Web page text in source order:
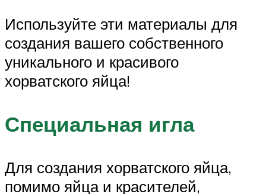
Используйте эти материалы для
создания вашего собственного
уникального и красивого
хорватского яйца!
Специальная игла
Для создания хорватского яйца,
помимо яйца и красителей,